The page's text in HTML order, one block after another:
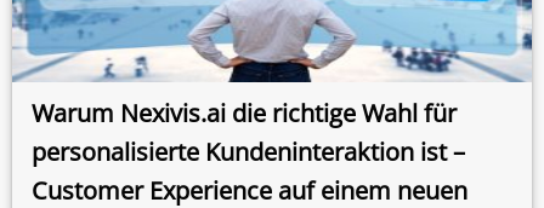
Warum Nexivis.ai die richtige Wahl für
personalisierte Kundeninteraktion ist –
Customer Experience auf einem neuen